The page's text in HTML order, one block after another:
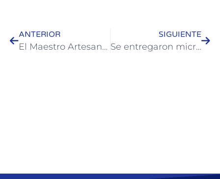
ANTERIOR
El Maestro Artesano Hugo Da Silva fue despedido por familiares, amigos y allegados
SIGUIENTE
Se entregaron microcréditos a emprendedores de la Ciudad de Colón